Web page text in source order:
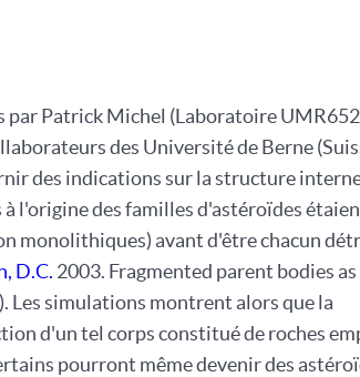
par Patrick Michel (Laboratoire
des Université de Berne
des indications sur la structure
l'origine des familles d'astéroïdes
monolithiques) avant d'être chacun
D.C. 2003. Fragmented parent bodies
Les simulations montrent alors que la
d'un tel corps constitué de roches
pourront même devenir des